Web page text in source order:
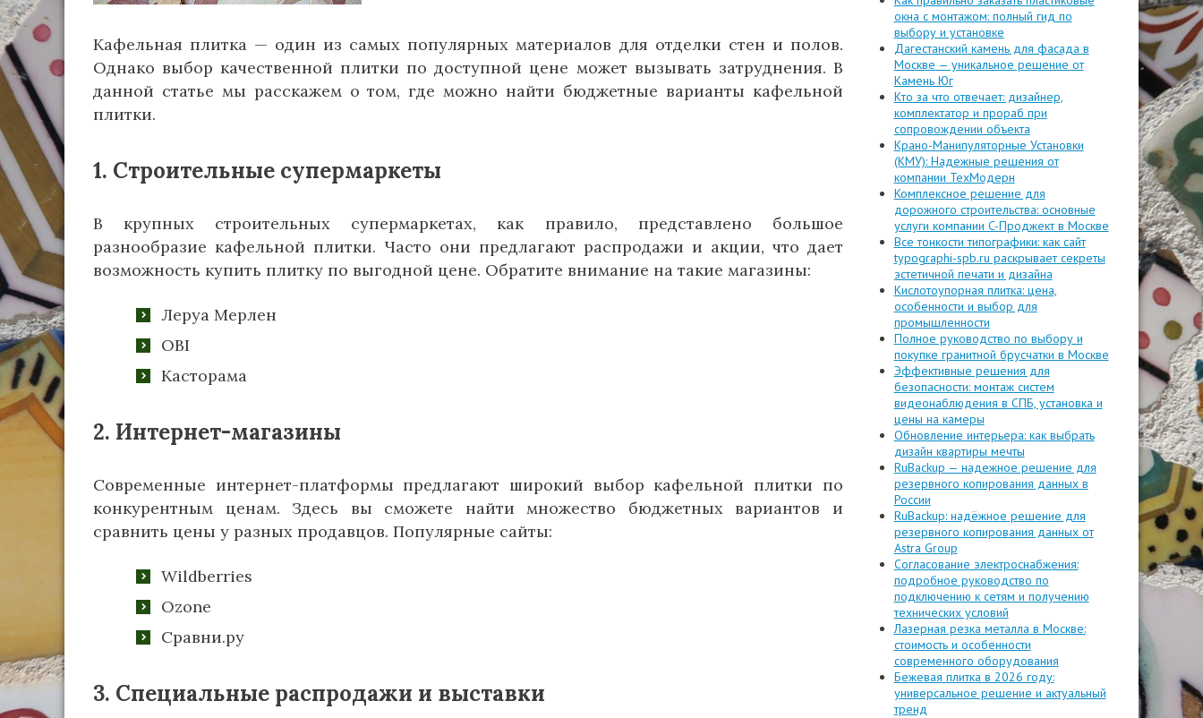
Кафельная плитка — один из самых популярных материалов для отделки стен и полов.
Однако выбор качественной плитки по доступной цене может вызывать затруднения. В
данной статье мы расскажем о том, где можно найти бюджетные варианты кафельной
плитки.
1. Строительные супермаркеты
В крупных строительных супермаркетах, как правило, представлено большое
разнообразие кафельной плитки. Часто они предлагают распродажи и акции, что дает
возможность купить плитку по выгодной цене. Обратите внимание на такие магазины:
Леруа Мерлен
OBI
Касторама
2. Интернет-магазины
Современные интернет-платформы предлагают широкий выбор кафельной плитки по
конкурентным ценам. Здесь вы сможете найти множество бюджетных вариантов и
сравнить цены у разных продавцов. Популярные сайты:
Wildberries
Ozone
Сравни.ру
3. Специальные распродажи и выставки
окна с монтажом: полный гид по
выбору и установке
Дагестанский камень для фасада в
Москве — уникальное решение от
Камень Юг
Кто за что отвечает: дизайнер,
комплектатор и прораб при
сопровождении объекта
Крано-Манипуляторные Установки
(КМУ): Надежные решения от
компании ТехМодерн
Комплексное решение для
дорожного строительства: основные
услуги компании C-Проджект в Москве
Все тонкости типографики: как сайт
typographi-spb.ru раскрывает секреты
эстетичной печати и дизайна
Кислотоупорная плитка: цена,
особенности и выбор для
промышленности
Полное руководство по выбору и
покупке гранитной брусчатки в Москве
Эффективные решения для
безопасности: монтаж систем
видеонаблюдения в СПБ, установка и
цены на камеры
Обновление интерьера: как выбрать
дизайн квартиры мечты
RuBackup — надежное решение для
резервного копирования данных в
России
RuBackup: надёжное решение для
резервного копирования данных от
Astra Group
Согласование электроснабжения:
подробное руководство по
подключению к сетям и получению
технических условий
Лазерная резка металла в Москве:
стоимость и особенности
современного оборудования
Бежевая плитка в 2026 году:
универсальное решение и актуальный
тренд